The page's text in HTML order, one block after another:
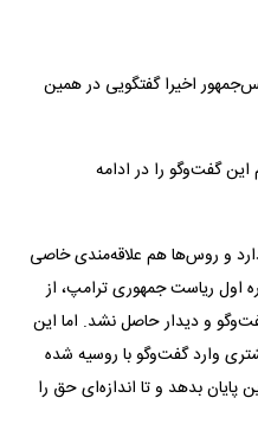
اخیرا گفتگویی در همین
گفت‌و‌گو را در ادامه
و روس‌ها هم علاقه‌مندی خاصی
اول ریاست جمهوری ترامپ، از
و دیدار حاصل نشد. اما این
وارد گفت‌و‌گو با روسیه شده
بدهد و تا اندازه‌ای حق را